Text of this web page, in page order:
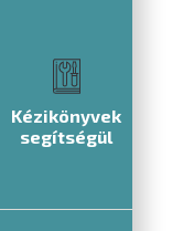
Kézikönyvek
segítségül